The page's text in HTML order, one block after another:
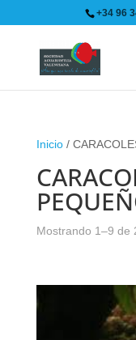
+34 96
Inicio/
Mostrando 1–9 de